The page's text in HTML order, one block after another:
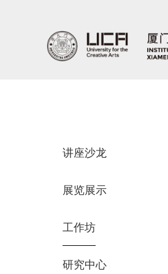
讲座沙龙
展览展示
工作坊
研究中心